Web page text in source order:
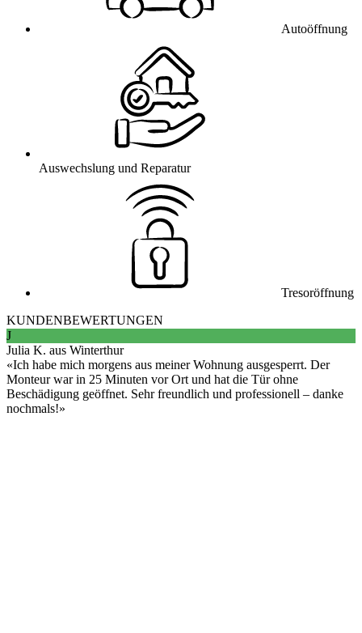
Autoöffnung
Auswechslung und Reparatur
Tresoröffnung
KUNDENBEWERTUNGEN
J
Julia K. aus Winterthur
Ich habe mich morgens aus meiner Wohnung ausgesperrt. Der
Monteur war in 25 Minuten vor Ort und hat die Tür ohne
Beschädigung geöffnet. Sehr freundlich und professionell – danke
nochmals!